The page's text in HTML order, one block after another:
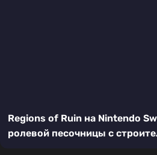
Regions of Ruin на Nintendo
ролевой песочницы с